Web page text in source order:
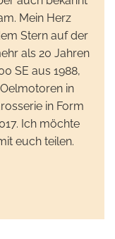
Mein Herz
Stern auf der
als 20 Jahren
SE aus 1988,
in
in Form
Ich möchte
euch teilen.